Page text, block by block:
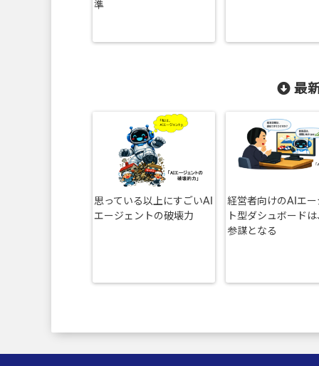
準
最
思っている以上にすごいAI
エージェントの破壊力
経営者向けのAIエー
ト型ダシュボード
参謀となる